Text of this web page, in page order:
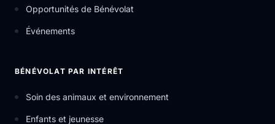
Opportunités de Bénévolat
Événements
BÉNÉVOLAT PAR INTÉRÊT
Soin des animaux et environnement
Enfants et jeunesse